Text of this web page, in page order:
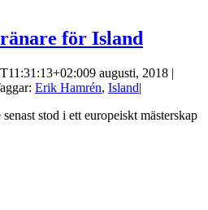
för Island
9 augusti, 2018 |
Erik Hamrén, Island|
stod i ett europeiskt mästerskap